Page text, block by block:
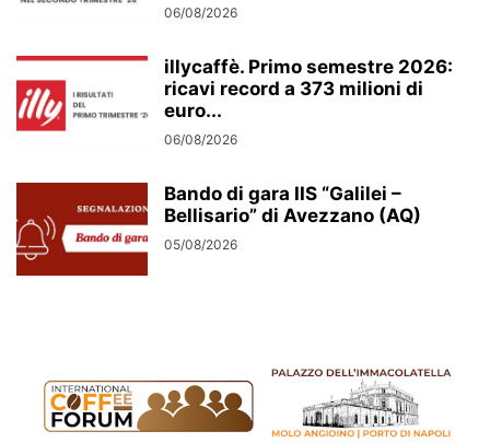
06/08/2026
illycaffè. Primo semestre 2026:
ricavi record a 373 milioni di
euro...
06/08/2026
Bando di gara IIS “Galilei –
Bellisario” di Avezzano (AQ)
05/08/2026